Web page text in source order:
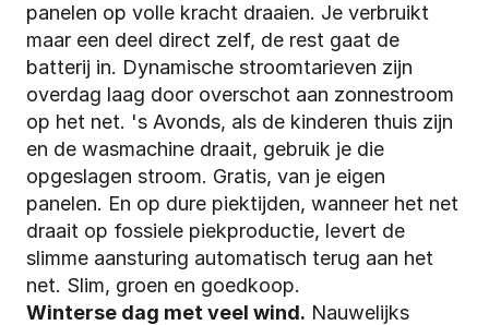
panelen op volle kracht draaien. Je verbruikt
maar een deel direct zelf, de rest gaat de
batterij in. Dynamische stroomtarieven zijn
overdag laag door overschot aan zonnestroom
op het net. 's Avonds, als de kinderen thuis zijn
en de wasmachine draait, gebruik je die
opgeslagen stroom. Gratis, van je eigen
panelen. En op dure piektijden, wanneer het net
draait op fossiele piekproductie, levert de
slimme aansturing automatisch terug aan het
net. Slim, groen en goedkoop.
Winterse dag met veel wind. Nauwelijks